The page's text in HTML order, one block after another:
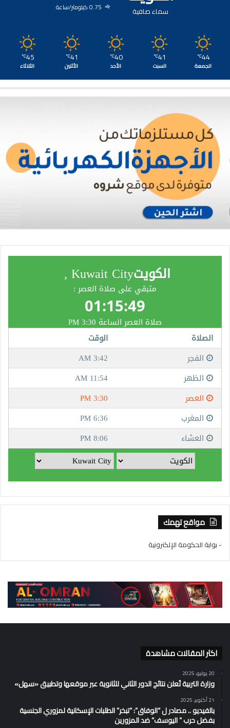
سماء صافية
0.75 كيلومتر/ساعة
44
℃
الجمعة
41
℃
السبت
40
℃
الأحد
41
℃
الأثنين
45
℃
الثلاثاء
مواقع تهمك
- بوابة الحكومة الإلكترونية
اكثر المقالات مشاهدة
20 يوليو، 2025
وزارة التربية تُعلن نتائج الدور الثاني للثانوية عبر موقعها وتطبيق «سهل»
21 أكتوبر، 2025
بالفيديو .. مصادر ل “الوفاق”: “تبخر” الطلبات الإسكانية لمزوري الجنسية
بفضل حرب ” اليوسف” ضد المزورين